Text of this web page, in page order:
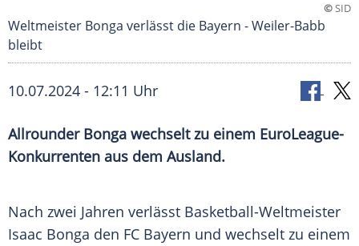
©SID
Weltmeister Bonga verlässt die Bayern - Weiler-Babb
bleibt
10.07.2024 - 12:11 Uhr
Allrounder Bonga wechselt zu einem EuroLeague-
Konkurrenten aus dem Ausland.
Nach zwei Jahren verlässt Basketball-Weltmeister
Isaac Bonga den FC Bayern und wechselt zu einem